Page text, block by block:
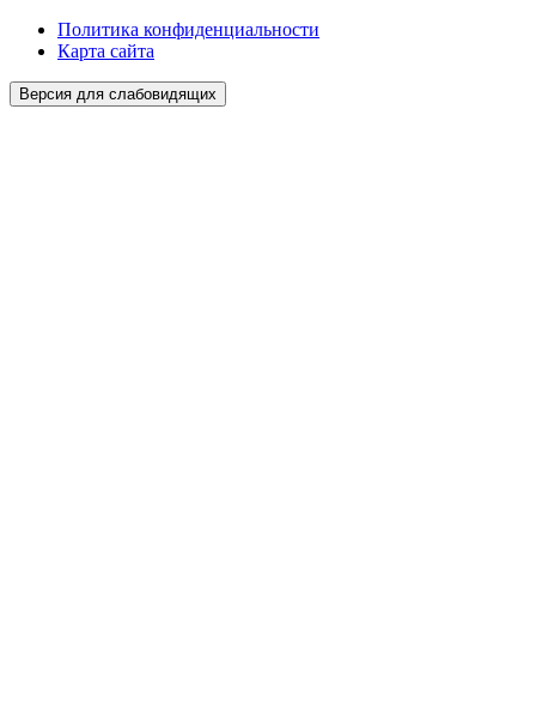
Политика конфиденциальности
Карта сайта
Версия для слабовидящих